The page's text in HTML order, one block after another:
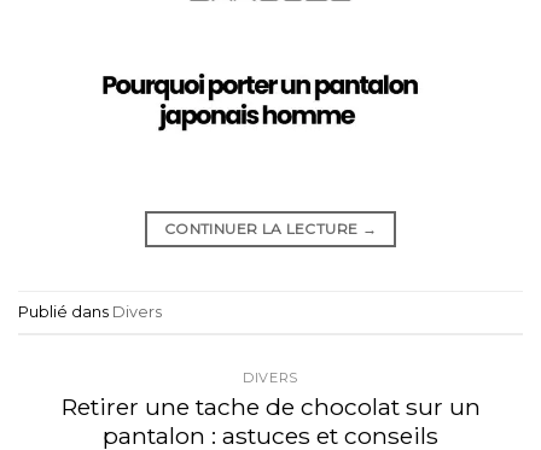
CONTINUER LA LECTURE →
Publié dans Divers
DIVERS
Retirer une tache de chocolat sur un
pantalon : astuces et conseils